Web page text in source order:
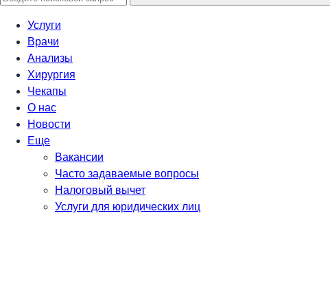
Услуги
Врачи
Анализы
Хирургия
Чекапы
О нас
Новости
Еще
Вакансии
Часто задаваемые вопросы
Налоговый вычет
Услуги для юридических лиц